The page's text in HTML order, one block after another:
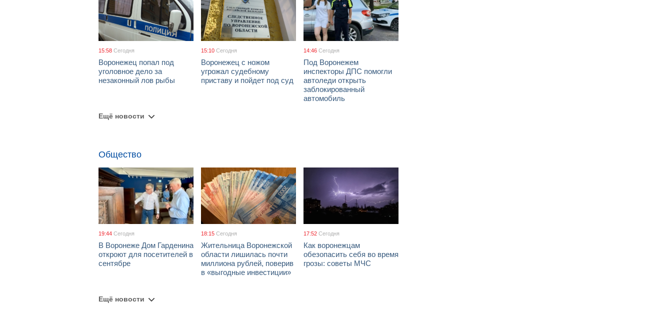
15:58 Сегодня
Воронежец попал под
уголовное дело за
незаконный лов рыбы
15:10 Сегодня
Воронежец с ножом
угрожал судебному
приставу и пойдет под суд
14:46 Сегодня
Под Воронежем
инспекторы ДПС помогли
автоледи открыть
заблокированный
автомобиль
Ещё новости
Общество
19:44 Сегодня
В Воронеже Дом Гарденина
откроют для посетителей в
сентябре
18:15 Сегодня
Жительница Воронежской
области лишилась почти
миллиона рублей, поверив
в «выгодные инвестиции»
17:52 Сегодня
Как воронежцам
обезопасить себя во время
грозы: советы МЧС
Ещё новости